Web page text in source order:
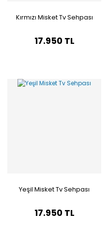
Kırmızı Misket Tv Sehpası
17.950 TL
Yeşil Misket Tv Sehpası
17.950 TL